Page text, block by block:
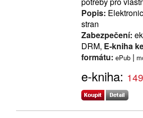
Popis:
stran
Zabezpečení:
DRM, E-kniha
formátu: ePub |
e-kniha: